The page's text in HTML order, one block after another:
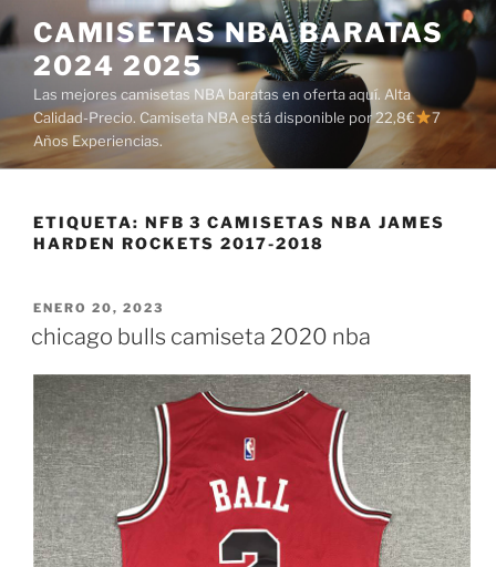
Saltar
al
contenido
CAMISETAS NBA BARATAS
2024 2025
Las mejores camisetas NBA baratas en oferta aquí. Alta
Calidad-Precio. Camiseta NBA está disponible por 22,8€
7
Años Experiencias.
ETIQUETA: NFB 3 CAMISETAS NBA JAMES
HARDEN ROCKETS 2017-2018
PUBLICADO
EL
ENERO 20, 2023
chicago bulls camiseta 2020 nba